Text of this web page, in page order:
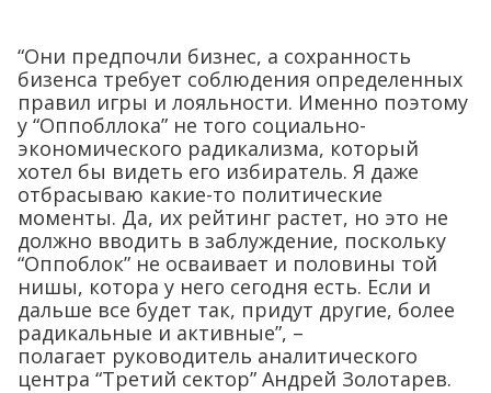
“Они предпочли бизнес, а сохранность
бизенса требует соблюдения определенных
правил игры и лояльности. Именно поэтому
у “Оппобллока” не того социально-
экономического радикализма, который
хотел бы видеть его избиратель. Я даже
отбрасываю какие-то политические
моменты. Да, их рейтинг растет, но это не
должно вводить в заблуждение, поскольку
“Оппоблок” не осваивает и половины той
нишы, котора у него сегодня есть. Если и
дальше все будет так, придут другие, более
радикальные и активные”, –
полагает руководитель аналитического
центра “Третий сектор” Андрей Золотарев.